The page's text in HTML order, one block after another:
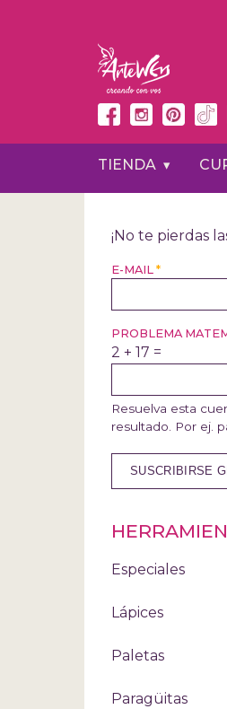
TIENDA
¡No te pierdas
E-MAIL *
PROBLEMA
2 + 17 =
Resuelva esta
resultado. Por ej.
Especiales
Lápices
Paletas
Paragüitas